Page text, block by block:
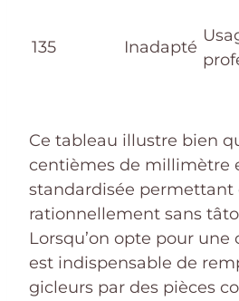
135 Inadapté
Ce tableau illustre bien
centièmes de millimètre
standardisée permettant
rationnellement sans
Lorsqu’on opte pour une
est indispensable de
gicleurs par des pièces